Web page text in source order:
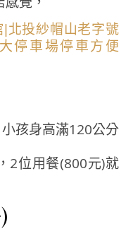
孩身高滿120公分
2位用餐(800元)就